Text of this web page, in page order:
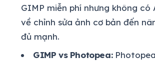
GIMP miễn phí nhưng không có
về chỉnh sửa ảnh cơ bản đến
đủ mạnh.
GIMP vs Photopea: